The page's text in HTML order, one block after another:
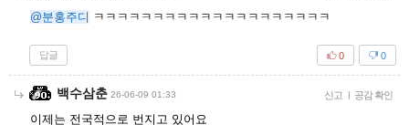
@분홍주디 ㅋㅋㅋㅋㅋㅋㅋㅋㅋㅋㅋㅋㅋㅋㅋㅋㅋㅋㅋㅋ
답글 0
0
백수삼춘 26-06-09 01:33 신고 공감 확인
이제는 전국적으로 번지고 있어요